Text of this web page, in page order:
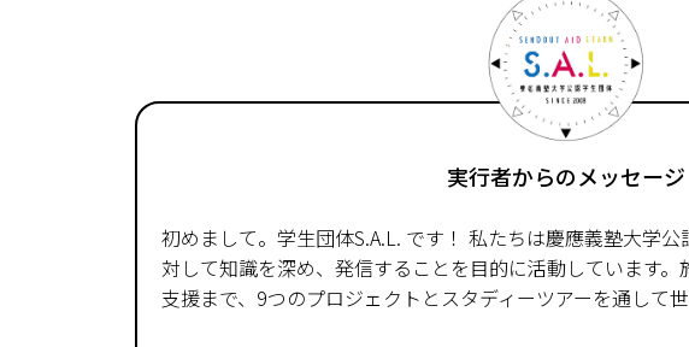
実行者からのメッセージ
初めまして。学生団体S.A.L. です！ 私たちは慶應義塾大学
対して知識を深め、発信することを目的に活動しています
支援まで、9つのプロジェクトとスタディーツアーを通して